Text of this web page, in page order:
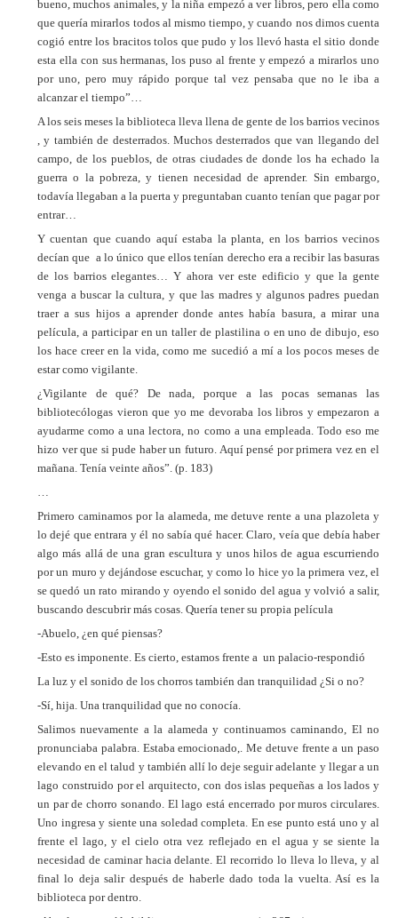
bueno, muchos animales, y la niña empezó a ver libros, pero ella como
que quería mirarlos todos al mismo tiempo, y cuando nos dimos cuenta
cogió entre los bracitos tolos que pudo y los llevó hasta el sitio donde
esta ella con sus hermanas, los puso al frente y empezó a mirarlos uno
por uno, pero muy rápido porque tal vez pensaba que no le iba a
alcanzar el tiempo”…
A los seis meses la biblioteca lleva llena de gente de los barrios vecinos
, y también de desterrados. Muchos desterrados que van llegando del
campo, de los pueblos, de otras ciudades de donde los ha echado la
guerra o la pobreza, y tienen necesidad de aprender. Sin embargo,
todavía llegaban a la puerta y preguntaban cuanto tenían que pagar por
entrar…
Y cuentan que cuando aquí estaba la planta, en los barrios vecinos
decían que a lo único que ellos tenían derecho era a recibir las basuras
de los barrios elegantes… Y ahora ver este edificio y que la gente
venga a buscar la cultura, y que las madres y algunos padres puedan
traer a sus hijos a aprender donde antes había basura, a mirar una
película, a participar en un taller de plastilina o en uno de dibujo, eso
los hace creer en la vida, como me sucedió a mí a los pocos meses de
estar como vigilante.
¿Vigilante de qué? De nada, porque a las pocas semanas las
bibliotecólogas vieron que yo me devoraba los libros y empezaron a
ayudarme como a una lectora, no como a una empleada. Todo eso me
hizo ver que si pude haber un futuro. Aquí pensé por primera vez en el
mañana. Tenía veinte años”. (p. 183)
Primero caminamos por la alameda, me detuve rente a una plazoleta y
lo dejé que entrara y él no sabía qué hacer. Claro, veía que debía haber
algo más allá de una gran escultura y unos hilos de agua escurriendo
por un muro y dejándose escuchar, y como lo hice yo la primera vez, el
se quedó un rato mirando y oyendo el sonido del agua y volvió a salir,
buscando descubrir más cosas. Quería tener su propia película
-Abuelo, ¿en qué piensas?
-Esto es imponente. Es cierto, estamos frente a un palacio-respondió
La luz y el sonido de los chorros también dan tranquilidad ¿Si o no?
-Sí, hija. Una tranquilidad que no conocía.
Salimos nuevamente a la alameda y continuamos caminando, El no
pronunciaba palabra. Estaba emocionado,. Me detuve frente a un paso
elevando en el talud y también allí lo deje seguir adelante y llegar a un
lago construido por el arquitecto, con dos islas pequeñas a los lados y
un par de chorro sonando. El lago está encerrado por muros circulares.
Uno ingresa y siente una soledad completa. En ese punto está uno y al
frente el lago, y el cielo otra vez reflejado en el agua y se siente la
necesidad de caminar hacia delante. El recorrido lo lleva lo lleva, y al
final lo deja salir después de haberle dado toda la vuelta. Así es la
biblioteca por dentro.